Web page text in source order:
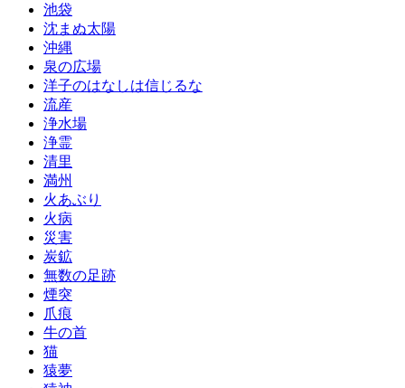
池袋
沈まぬ太陽
沖縄
泉の広場
洋子のはなしは信じるな
流産
浄水場
浄霊
清里
満州
火あぶり
火病
災害
炭鉱
無数の足跡
煙突
爪痕
牛の首
猫
猿夢